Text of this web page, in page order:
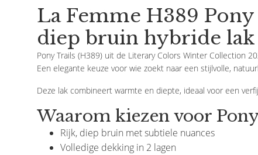
La Femme H389
diep bruin hybride lak
Pony Trails (H389) uit de Literary Colors Winter Collection
Een elegante keuze voor wie zoekt naar een stijlvolle,
Deze lak combineert warmte en diepte, ideaal voor een
Waarom kiezen voor
Rijk, diep bruin met subtiele nuances
Volledige dekking in 2 lagen